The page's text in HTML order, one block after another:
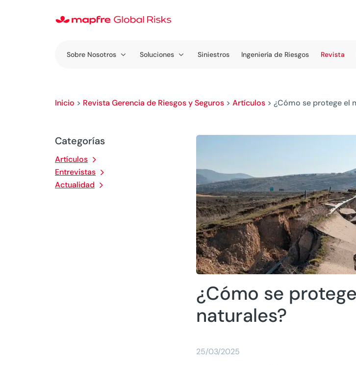
Sobre Nosotros Soluciones Siniestros Ingeniería de Riesgos Revista
Inicio > Revista Gerencia de Riesgos y Seguros > Artículos > ¿Cómo se protege el
Categorías
Artículos
Entrevistas
Actualidad
¿Cómo se
naturales?
25/03/2025